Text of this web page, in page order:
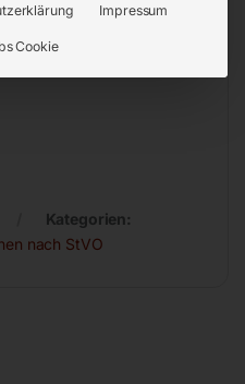
Kategorien:
nach StVO
Impressum
Cookie